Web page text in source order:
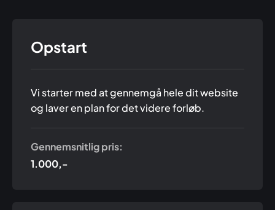
Opstart
Vi starter med at gennemgå hele dit website
og laver en plan for det videre forløb.
Gennemsnitlig pris:
1.000,-